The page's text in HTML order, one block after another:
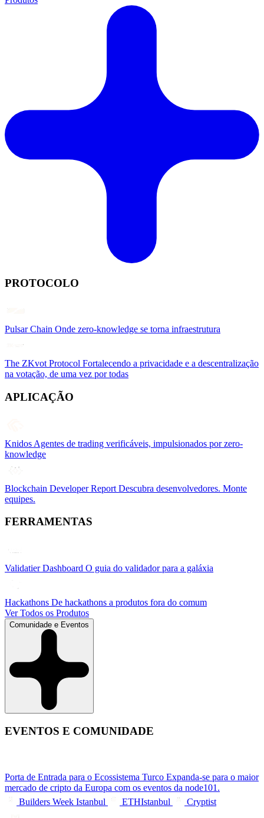
PROTOCOLO
Pulsar Chain Onde zero-knowledge se torna infraestrutura
The ZKvot Protocol Fortalecendo a privacidade e a descentralização
na votação, de uma vez por todas
APLICAÇÃO
Knidos Agentes de trading verificáveis, impulsionados por zero-
knowledge
Blockchain Developer Report Descubra desenvolvedores. Monte
equipes.
FERRAMENTAS
Validatier Dashboard O guia do validador para a galáxia
Hackathons De hackathons a produtos fora do comum
Ver Todos os Produtos
Comunidade e Eventos
EVENTOS E COMUNIDADE
Porta de Entrada para o Ecossistema Turco Expanda-se para o maior
mercado de cripto da Europa com os eventos da node101.
Builders Week Istanbul
ETHIstanbul Cryptist